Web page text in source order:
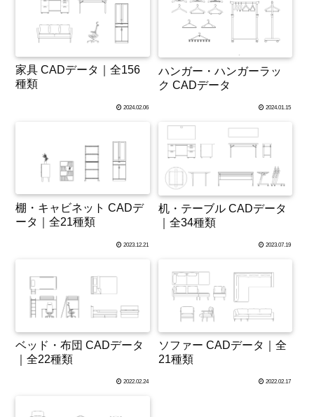
家具 CADデータ｜全156
種類
2024.02.06
ハンガー・ハンガーラッ
ク CADデータ
2024.01.15
棚・キャビネット CADデ
ータ｜全21種類
2023.12.21
机・テーブル CADデータ
｜全34種類
2023.07.19
ベッド・布団 CADデータ
｜全22種類
2022.02.24
ソファー CADデータ｜全
21種類
2022.02.17